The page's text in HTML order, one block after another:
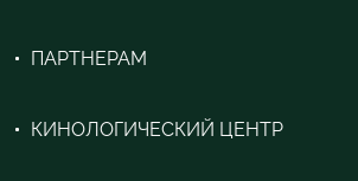
ПАРТНЕРАМ
КИНОЛОГИЧЕСКИЙ ЦЕНТР